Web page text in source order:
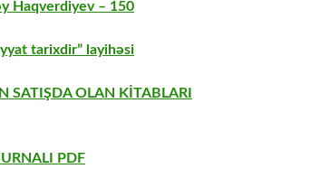
Haqverdiyev – 150
tarixdir” layihəsi
SATIŞDA OLAN KİTABLARI
PDF